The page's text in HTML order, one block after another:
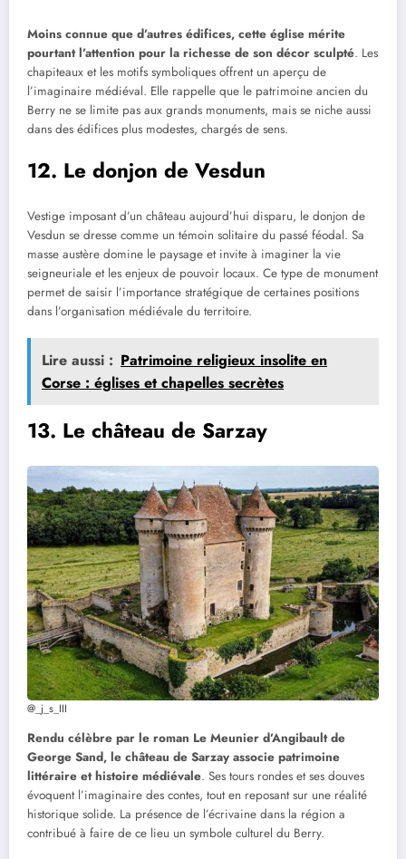
Moins connue que d’autres édifices, cette église mérite
pourtant l’attention pour la richesse de son décor sculpté. Les
chapiteaux et les motifs symboliques offrent un aperçu de
l’imaginaire médiéval. Elle rappelle que le patrimoine ancien du
Berry ne se limite pas aux grands monuments, mais se niche aussi
dans des édifices plus modestes, chargés de sens.
12. Le donjon de Vesdun
Vestige imposant d’un château aujourd’hui disparu, le donjon de
Vesdun se dresse comme un témoin solitaire du passé féodal. Sa
masse austère domine le paysage et invite à imaginer la vie
seigneuriale et les enjeux de pouvoir locaux. Ce type de monument
permet de saisir l’importance stratégique de certaines positions
dans l’organisation médiévale du territoire.
Lire aussi : Patrimoine religieux insolite en
Corse : églises et chapelles secrètes
13. Le château de Sarzay
@_j_s_III
Rendu célèbre par le roman Le Meunier d’Angibault de
George Sand, le château de Sarzay associe patrimoine
littéraire et histoire médiévale. Ses tours rondes et ses douves
évoquent l’imaginaire des contes, tout en reposant sur une réalité
historique solide. La présence de l’écrivaine dans la région a
contribué à faire de ce lieu un symbole culturel du Berry.